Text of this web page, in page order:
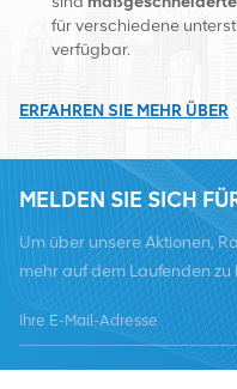
Geschäfte in Südostasien,
regional führende
wie Übertragung,
Klemmen und
Dienstleistern zählen Nokia,
Nortel, Siemens und
Marktanteil durch
Dienstleistungen,
für verschiedene
verfügbar.
ERFAHREN SIE MEHR ÜBER
MELDEN SIE SICH
Um über unsere Aktionen,
mehr auf dem Laufenden zu